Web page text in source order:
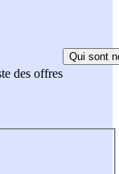
des offres
Qui sont